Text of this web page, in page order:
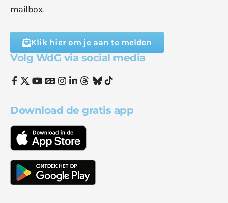
mailbox.
Klik hier om je aan te melden
Volg WdG via social media
Download de gratis app